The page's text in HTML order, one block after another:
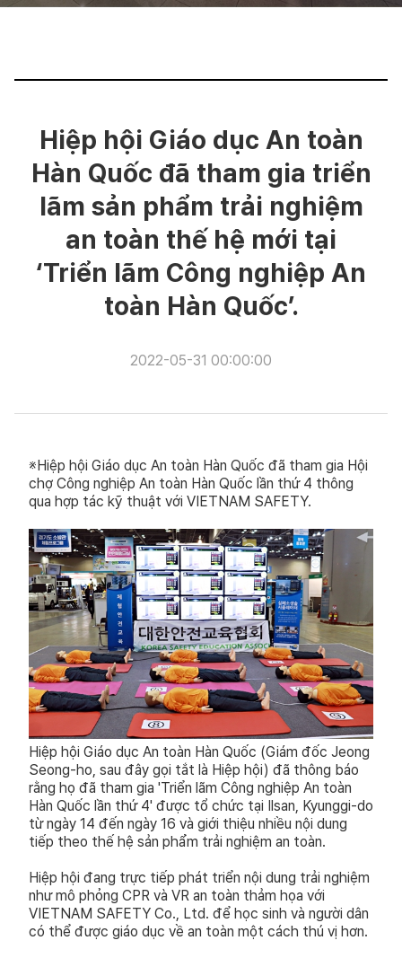
Huấn luyện an toàn thiên tai
Huấn luyện an toàn thiên tai
Hiệp hội Giáo dục An toàn
Hàn Quốc đã tham gia triển
lãm sản phẩm trải nghiệm
an toàn thế hệ mới tại
‘Triển lãm Công nghiệp An
toàn Hàn Quốc’.
2022-05-31 00:00:00
※Hiệp hội Giáo dục An toàn Hàn Quốc đã tham gia Hội
chợ Công nghiệp An toàn Hàn Quốc lần thứ 4 thông
qua hợp tác kỹ thuật với VIETNAM SAFETY.
Hiệp hội Giáo dục An toàn Hàn Quốc (Giám đốc Jeong
Seong-ho, sau đây gọi tắt là Hiệp hội) đã thông báo
rằng họ đã tham gia 'Triển lãm Công nghiệp An toàn
Hàn Quốc lần thứ 4' được tổ chức tại Ilsan, Kyunggi-do
từ ngày 14 đến ngày 16 và giới thiệu nhiều nội dung
tiếp theo thế hệ sản phẩm trải nghiệm an toàn.
Hiệp hội đang trực tiếp phát triển nội dung trải nghiệm
như mô phỏng CPR và VR an toàn thảm họa với
VIETNAM SAFETY Co., Ltd. để học sinh và người dân
có thể được giáo dục về an toàn một cách thú vị hơn.